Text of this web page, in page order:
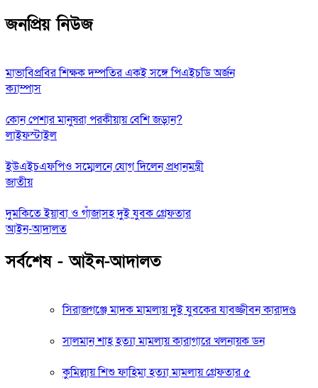
জনপ্রিয় নিউজ
মাভাবিপ্রবির শিক্ষক দম্পতির একই সঙ্গে পিএইচডি অর্জন
ক্যাম্পাস
কোন পেশার মানুষরা পরকীয়ায় বেশি জড়ান?
লাইফস্টাইল
ইউএইচএফপিও সম্মেলনে যোগ দিলেন প্রধানমন্ত্রী
জাতীয়
দুমকিতে ইয়াবা ও গাঁজাসহ দুই যুবক গ্রেফতার
আইন-আদালত
সর্বশেষ - আইন-আদালত
সিরাজগঞ্জে মাদক মামলায় দুই যুবকের যাবজ্জীবন কারাদণ্ড
সালমান শাহ হত্যা মামলায় কারাগারে খলনায়ক ডন
কুমিল্লায় শিশু ফাহিমা হত্যা মামলায় গ্রেফতার ৫